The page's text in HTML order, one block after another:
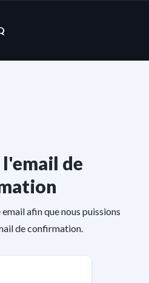
de
afin que nous puissions
de confirmation.